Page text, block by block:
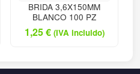
BRIDA 3,6X150MM
BLANCO 100 PZ
1,25€ (IVA incluido)